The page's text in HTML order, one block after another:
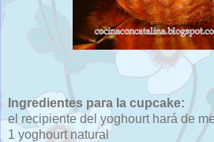
Ingredientes para la cupcake:
el recipiente del yoghourt hará de
1 yoghourt natural